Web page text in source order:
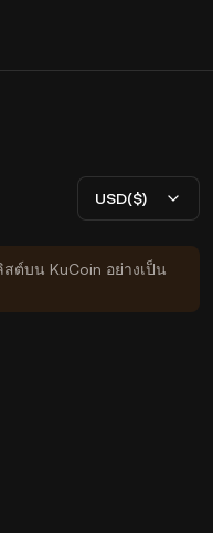
USD($)
ต์บน KuCoin อย่างเป็น